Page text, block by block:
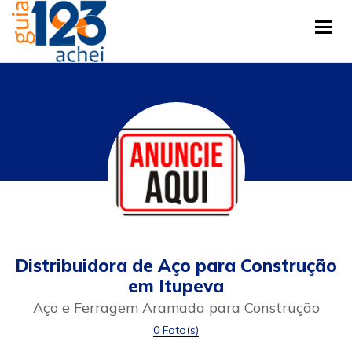
Distribuidora de Aço para Construção
em Itupeva
Aço e Ferragem Aramada para Construção
0 Foto(s)